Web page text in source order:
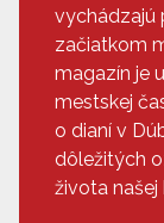
vychádzajú
začiatkom
magazín je
mestskej
o dianí v
dôležitých
života našej